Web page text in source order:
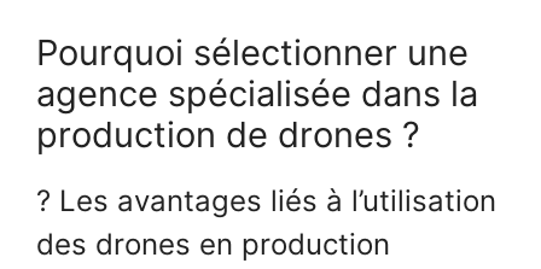
Pourquoi sélectionner une
agence spécialisée dans la
production de drones ?
? Les avantages liés à l’utilisation
des drones en production